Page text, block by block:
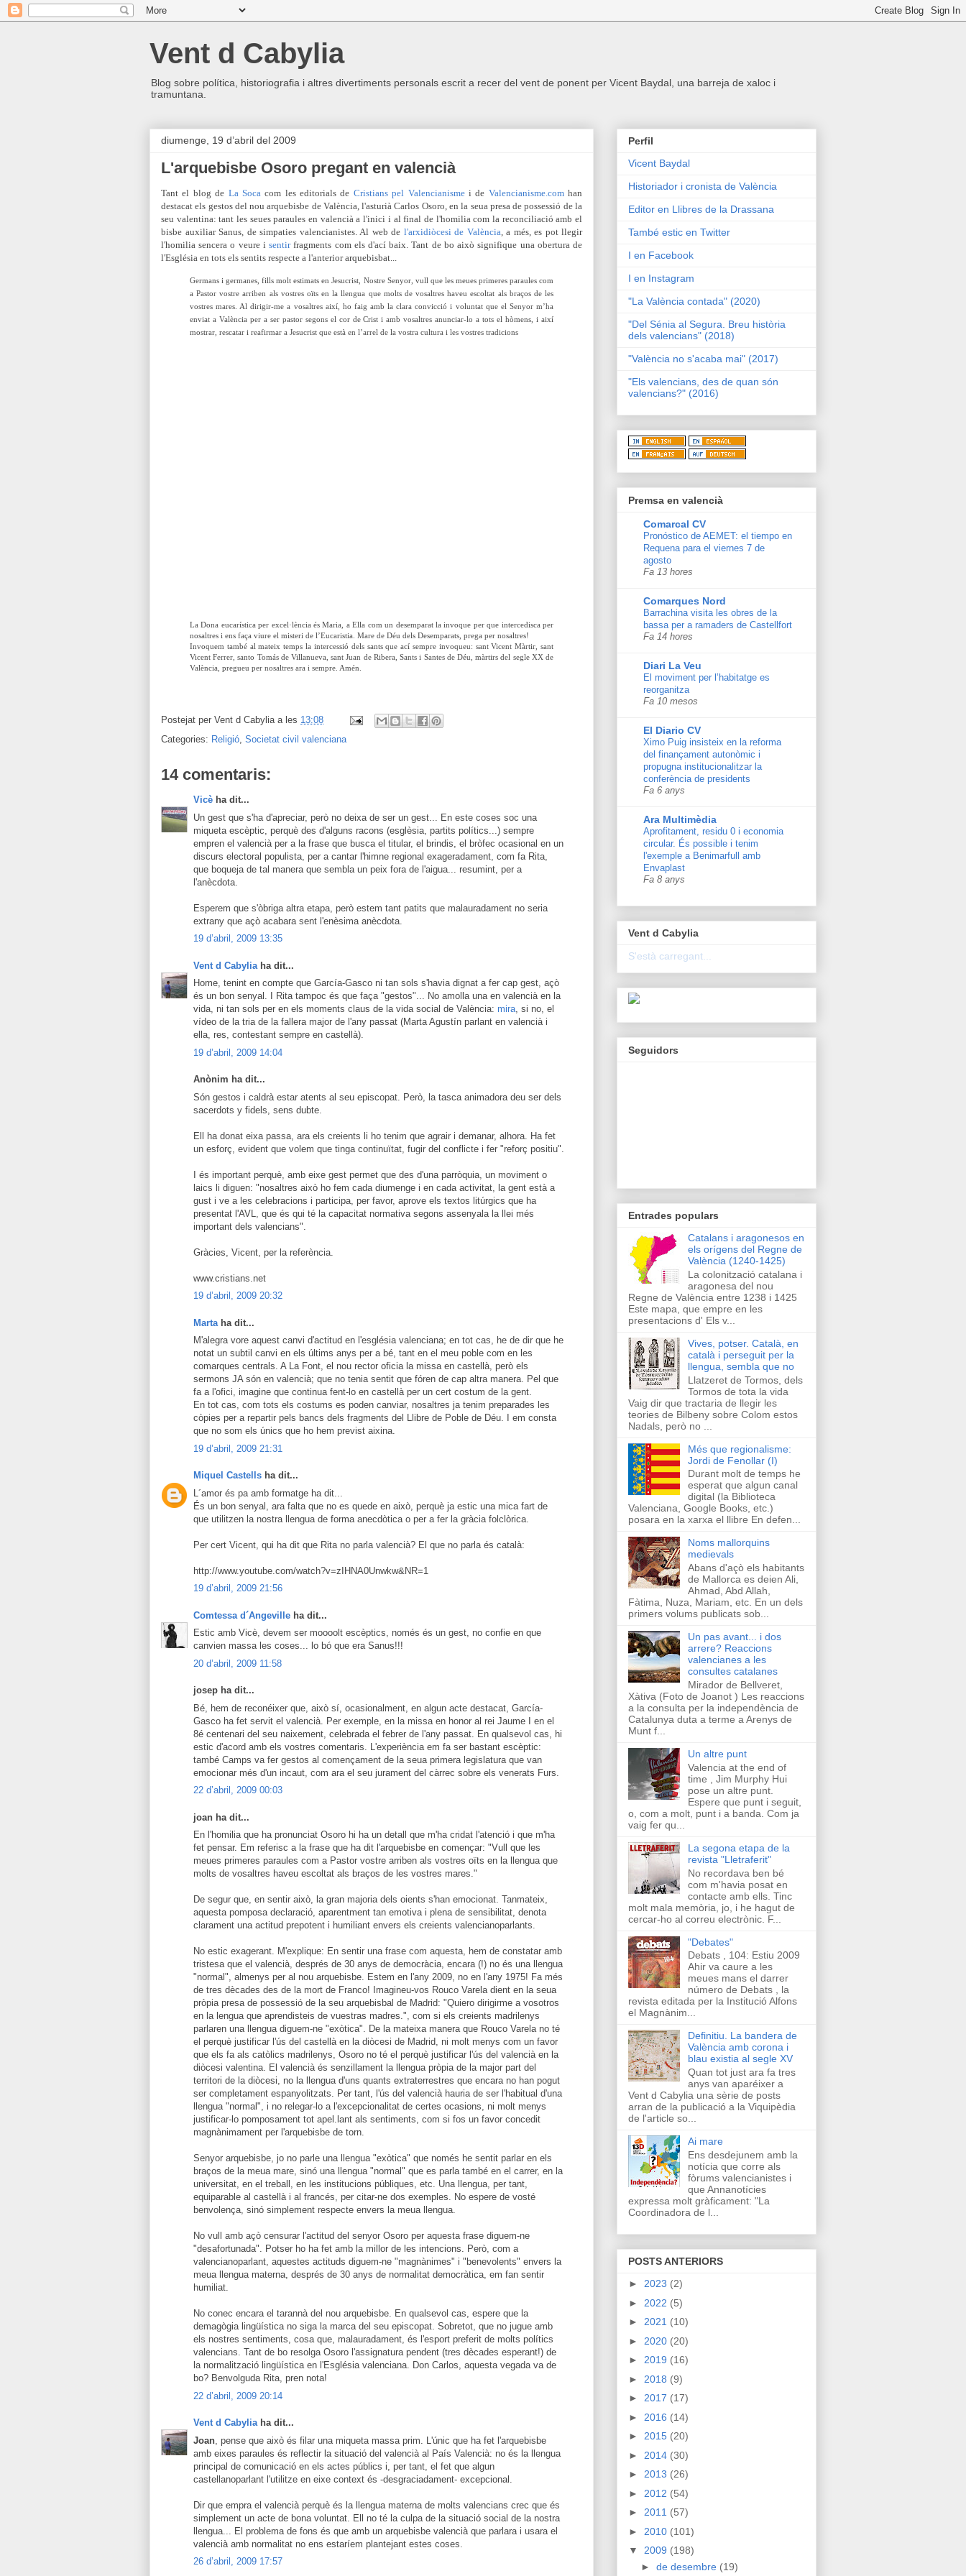
Vent d Cabylia
Blog sobre política, historiografia i altres divertiments personals escrit a recer del vent de ponent per Vicent Baydal, una barreja de xaloc i
tramuntana.
diumenge, 19 d’abril del 2009
L'arquebisbe Osoro pregant en valencià
Tant el blog de La Socacom les editorials de Cristians pel Valencianismei de Valencianisme.comhan
destacat els gestos del nou arquebisbe de València, l'asturià Carlos Osoro, en la seua presa de possessió de la
seu valentina: tant les seues paraules en valencià a l'inici i al final de l'homilia com la reconciliació amb el
bisbe auxiliar Sanus, de simpaties valencianistes. Al web de l'arxidiòcesi de València, a més, es pot llegir
l'homilia sencera o veure isentirfragments com els d'ací baix. Tant de bo això signifique una obertura de
l'Església en tots els sentits respecte a l'anterior arquebisbat...
Germans i germanes, fills molt estimats en Jesucrist, Nostre Senyor, vull que les meues primeres paraules com
a Pastor vostre arriben als vostres oïts en la llengua que molts de vosaltres haveu escoltat als braços de les
vostres mares. Al dirigir-me a vosaltres així, ho faig amb la clara convicció i voluntat que el Senyor m’ha
enviat a València per a ser pastor segons el cor de Crist i amb vosaltres anunciar-lo a tots el hòmens, i així
mostrar, rescatar i reafirmar a Jesucrist que està en l’arrel de la vostra cultura i les vostres tradicions
La Dona eucarística per excel·lència és Maria, a Ella com un desemparat la invoque per que intercedisca per
nosaltres i ens faça viure el misteri de l’Eucaristia. Mare de Déu dels Desemparats, prega per nosaltres!
Invoquem també al mateix temps la intercessió dels sants que ací sempre invoqueu: sant Vicent Màrtir, sant
Vicent Ferrer, santo Tomás de Villanueva, sant Juan de Ribera, Sants i Santes de Déu, màrtirs del segle XX de
València, pregueu per nosaltres ara i sempre. Amén.
Postejat per Vent d Cabylia a les 13:08
Categories: Religió, Societat civil valenciana
14 comentaris:
Vicè ha dit...
Un gest que s'ha d'apreciar, però no deixa de ser un gest... En este coses soc una
miqueta escèptic, perquè des d'alguns racons (esglèsia, partits polítics...) sempre
empren el valencià per a la frase que busca el titular, el brindis, el bròfec ocasional en un
discurs electoral populista, per a cantar l'himne regional exageradament, com fa Rita,
que boqueja de tal manera que sembla un peix fora de l'aigua... resumint, per a
l'anècdota.
Esperem que s'òbriga altra etapa, però estem tant patits que malauradament no seria
extrany que açò acabara sent l'enèsima anècdota.
19 d’abril, 2009 13:35
Vent d Cabylia ha dit...
Home, tenint en compte que García-Gasco ni tan sols s'havia dignat a fer cap gest, açò
és un bon senyal. I Rita tampoc és que faça "gestos"... No amolla una en valencià en la
vida, ni tan sols per en els moments claus de la vida social de València: mira, si no, el
vídeo de la tria de la fallera major de l'any passat (Marta Agustín parlant en valencià i
ella, res, contestant sempre en castellà).
19 d’abril, 2009 14:04
Anònim ha dit...
Són gestos i caldrà estar atents al seu episcopat. Però, la tasca animadora deu ser dels
sacerdots y fidels, sens dubte.
Ell ha donat eixa passa, ara els creients li ho tenim que agrair i demanar, alhora. Ha fet
un esforç, evident que volem que tinga continuïtat, fugir del conflicte i fer "reforç positiu".
I és important perquè, amb eixe gest permet que des d'una parròquia, un moviment o
laics li diguen: "nosaltres això ho fem cada diumenge i en cada activitat, la gent està a
gust i ve a les celebracions i participa, per favor, aprove els textos litúrgics que ha
presentat l'AVL, que és qui té la capacitat normativa segons assenyala la llei més
important dels valencians".
Gràcies, Vicent, per la referència.
www.cristians.net
19 d’abril, 2009 20:32
Marta ha dit...
M'alegra vore aquest canvi d'actitud en l'església valenciana; en tot cas, he de dir que he
notat un subtil canvi en els últims anys per a bé, tant en el meu poble com en les
comarques centrals. A La Font, el nou rector oficia la missa en castellà, però els
sermons JA són en valencià; que no tenia sentit que fóren de cap altra manera. Pel que
fa a l'ofici, imagine que continua fent-lo en castellà per un cert costum de la gent.
En tot cas, com tots els costums es poden canviar, nosaltres ja tenim preparades les
còpies per a repartir pels bancs dels fragments del Llibre de Poble de Déu. I em consta
que no som els únics que ho hem previst aixina.
19 d’abril, 2009 21:31
Miquel Castells ha dit...
L´amor és pa amb formatge ha dit...
És un bon senyal, ara falta que no es quede en això, perquè ja estic una mica fart de
que utilitzen la nostra llengua de forma anecdòtica o per a fer la gràcia folclòrica.
Per cert Vicent, qui ha dit que Rita no parla valencià? El que no parla és català:
http://www.youtube.com/watch?v=zIHNA0Unwkw&NR=1
19 d’abril, 2009 21:56
Comtessa d´Angeville ha dit...
Estic amb Vicè, devem ser moooolt escèptics, només és un gest, no confie en que
canvien massa les coses... lo bó que era Sanus!!!
20 d’abril, 2009 11:58
josep ha dit...
Bé, hem de reconéixer que, això sí, ocasionalment, en algun acte destacat, García-
Gasco ha fet servit el valencià. Per exemple, en la missa en honor al rei Jaume I en el
8é centenari del seu naixement, celebrada el febrer de l'any passat. En qualsevol cas, hi
estic d'acord amb els vostres comentaris. L'experiència em fa ser bastant escèptic:
també Camps va fer gestos al començament de la seua primera legislatura que van
emocionar més d'un incaut, com ara el seu jurament del càrrec sobre els venerats Furs.
22 d’abril, 2009 00:03
joan ha dit...
En l'homilia que ha pronunciat Osoro hi ha un detall que m'ha cridat l'atenció i que m'ha
fet pensar. Em referisc a la frase que ha dit l'arquebisbe en començar: "Vull que les
meues primeres paraules com a Pastor vostre arriben als vostres oïts en la llengua que
molts de vosaltres haveu escoltat als braços de les vostres mares."
De segur que, en sentir això, la gran majoria dels oients s'han emocionat. Tanmateix,
aquesta pomposa declaració, aparentment tan emotiva i plena de sensibilitat, denota
clarament una actitud prepotent i humiliant envers els creients valencianoparlants.
No estic exagerant. M'explique: En sentir una frase com aquesta, hem de constatar amb
tristesa que el valencià, després de 30 anys de democràcia, encara (!) no és una llengua
"normal", almenys per al nou arquebisbe. Estem en l'any 2009, no en l'any 1975! Fa més
de tres dècades des de la mort de Franco! Imagineu-vos Rouco Varela dient en la seua
pròpia presa de possessió de la seu arquebisbal de Madrid: "Quiero dirigirme a vosotros
en la lengua que aprendisteis de vuestras madres.", com si els creients madrilenys
parlaren una llengua diguem-ne "exòtica". De la mateixa manera que Rouco Varela no té
el perquè justificar l'ús del castellà en la diòcesi de Madrid, ni molt menys com un favor
que els fa als catòlics madrilenys, Osoro no té el perquè justificar l'ús del valencià en la
diòcesi valentina. El valencià és senzillament la llengua pròpia de la major part del
territori de la diòcesi, no la llengua d'uns quants extraterrestres que encara no han pogut
ser completament espanyolitzats. Per tant, l'ús del valencià hauria de ser l'habitual d'una
llengua "normal", i no relegar-lo a l'excepcionalitat de certes ocasions, ni molt menys
justificar-lo pomposament tot apel.lant als sentiments, com si fos un favor concedit
magnànimament per l'arquebisbe de torn.
Senyor arquebisbe, jo no parle una llengua "exòtica" que només he sentit parlar en els
braços de la meua mare, sinó una llengua "normal" que es parla també en el carrer, en la
universitat, en el treball, en les institucions públiques, etc. Una llengua, per tant,
equiparable al castellà i al francés, per citar-ne dos exemples. No espere de vosté
benvolença, sinó simplement respecte envers la meua llengua.
No vull amb açò censurar l'actitud del senyor Osoro per aquesta frase diguem-ne
"desafortunada". Potser ho ha fet amb la millor de les intencions. Però, com a
valencianoparlant, aquestes actituds diguem-ne "magnànimes" i "benevolents" envers la
meua llengua materna, després de 30 anys de normalitat democràtica, em fan sentir
humiliat.
No conec encara el tarannà del nou arquebisbe. En qualsevol cas, espere que la
demagògia lingüística no siga la marca del seu episcopat. Sobretot, que no jugue amb
els nostres sentiments, cosa que, malauradament, és l'esport preferit de molts polítics
valencians. Tant de bo resolga Osoro l'assignatura pendent (tres dècades esperant!) de
la normalització lingüística en l'Església valenciana. Don Carlos, aquesta vegada va de
bo? Benvolguda Rita, pren nota!
22 d’abril, 2009 20:14
Vent d Cabyliaha dit...
Joan , pense que això és filar una miqueta massa prim. L'únic que ha fet l'arquebisbe
amb eixes paraules és reflectir la situació del valencià al País Valencià: no és la llengua
principal de comunicació en els actes públics i, per tant, el fet que algun
castellanoparlant l'utilitze en eixe context és -desgraciadament- excepcional.
Dir que empra el valencià perquè és la llengua materna de molts valencians crec que és
simplement un acte de bona voluntat. Ell no té la culpa de la situació social de la nostra
llengua... El problema de fons és que amb un arquebisbe valencià que parlara i usara el
valencià amb normalitat no ens estaríem plantejant estes coses.
26 d’abril, 2009 17:57
Perfil
Vicent Baydal
Historiador i cronista de València
Editor en Llibres de la Drassana
També estic en Twitter
I en Facebook
I en Instagram
"La València contada" (2020)
"Del Sénia al Segura. Breu història
dels valencians" (2018)
"València no s'acaba mai" (2017)
"Els valencians, des de quan són
valencians?" (2016)
Premsa en valencià
Comarcal CV
Pronóstico de AEMET: el tiempo en
Requena para el viernes 7 de
agosto
Fa 13 hores
Comarques Nord
Barrachina visita les obres de la
bassa per a ramaders de Castellfort
Fa 14 hores
Diari La Veu
El moviment per l’habitatge es
reorganitza
Fa 10 mesos
El Diario CV
Ximo Puig insisteix en la reforma
del finançament autonòmic i
propugna institucionalitzar la
conferència de presidents
Fa 6 anys
Ara Multimèdia
Aprofitament, residu 0 i economia
circular. És possible i tenim
l'exemple a Benimarfull amb
Envaplast
Fa 8 anys
Vent d Cabylia
S'està carregant...
Seguidors
Entrades populars
Catalans i aragonesos en
els orígens del Regne de
València (1240-1425)
La colonització catalana i
aragonesa del nou
Regne de València entre 1238 i 1425
Este mapa, que empre en les
presentacions d' Els v...
Vives, potser. Català, en
català i perseguit per la
llengua, sembla que no
Llatzeret de Tormos, dels
Tormos de tota la vida
Vaig dir que tractaria de llegir les
teories de Bilbeny sobre Colom estos
Nadals, però no ...
Més que regionalisme:
Jordi de Fenollar (I)
Durant molt de temps he
esperat que algun canal
digital (la Biblioteca
Valenciana, Google Books, etc.)
posara en la xarxa el llibre En defen...
Noms mallorquins
medievals
Abans d'açò els habitants
de Mallorca es deien Ali,
Ahmad, Abd Allah,
Fàtima, Nuza, Mariam, etc. En un dels
primers volums publicats sob...
Un pas avant... i dos
arrere? Reaccions
valencianes a les
consultes catalanes
Mirador de Bellveret,
Xàtiva (Foto de Joanot ) Les reaccions
a la consulta per la independència de
Catalunya duta a terme a Arenys de
Munt f...
Un altre punt
Valencia at the end of
time , Jim Murphy Hui
pose un altre punt.
Espere que punt i seguit,
o, com a molt, punt i a banda. Com ja
vaig fer qu...
La segona etapa de la
revista "Lletraferit"
No recordava ben bé
com m'havia posat en
contacte amb ells. Tinc
molt mala memòria, jo, i he hagut de
cercar-ho al correu electrònic. F...
"Debates"
Debats , 104: Estiu 2009
Ahir va caure a les
meues mans el darrer
número de Debats , la
revista editada per la Institució Alfons
el Magnànim...
Definitiu. La bandera de
València amb corona i
blau existia al segle XV
Quan tot just ara fa tres
anys van aparéixer a
Vent d Cabylia una sèrie de posts
arran de la publicació a la Viquipèdia
de l'article so...
Ai mare
Ens desdejunem amb la
notícia que corre als
fòrums valencianistes i
que Annanotícies
expressa molt gràficament: "La
Coordinadora de l...
POSTS ANTERIORS
► 2023 (2)
► 2022 (5)
► 2021 (10)
► 2020 (20)
► 2019 (16)
► 2018 (9)
► 2017 (17)
► 2016 (14)
► 2015 (20)
► 2014 (30)
► 2013 (26)
► 2012 (54)
► 2011 (57)
► 2010 (101)
▼ 2009 (198)
► de desembre (19)